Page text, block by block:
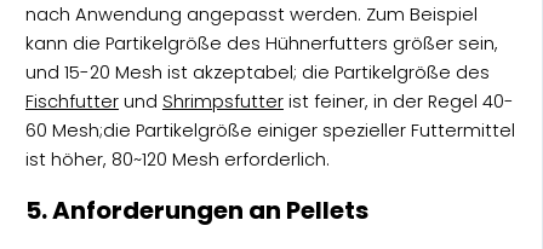
nach Anwendung angepasst werden. Zum Beispiel
kann die Partikelgröße des Hühnerfutters größer sein,
und 15-20 Mesh ist akzeptabel; die Partikelgröße des
Fischfutterund Shrimpsfutterist feiner, in der Regel 40-
60 Mesh;die Partikelgröße einiger spezieller Futtermittel
ist höher, 80~120 Mesh erforderlich.
5. Anforderungen an Pellets